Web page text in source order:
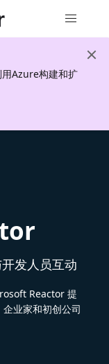
Azure构建和扩
发人员互动
Reactor 提
业家和初创公司